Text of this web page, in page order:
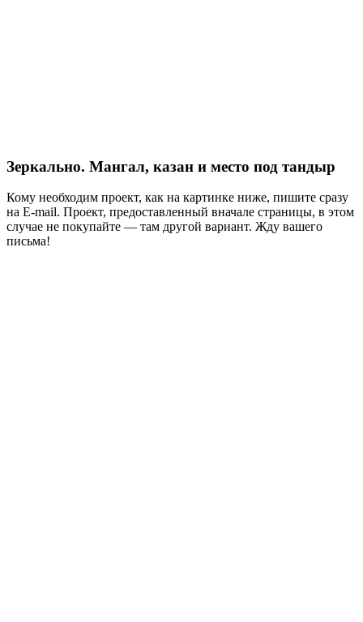
Зеркально. Мангал, казан и место под тандыр
Кому необходим проект, как на картинке ниже, пишите сразу
на E-mail. Проект, предоставленный вначале страницы, в этом
случае не покупайте — там другой вариант. Жду вашего
письма!